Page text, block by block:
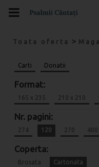
Toata oferta >
Carti Donatii
Format:
165 x 235 210 x 210
Nr. pagini:
274 120 270 400
Coperta:
Brosata Cartonata